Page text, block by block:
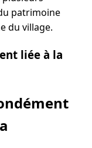
patrimoine
du village.
liée à la